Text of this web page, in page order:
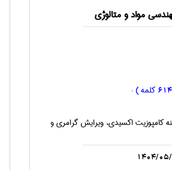
مواد و متالوژی
کلمه ) :
کامپوزیت اکسیدی، ویرایش گرامری و
1404/